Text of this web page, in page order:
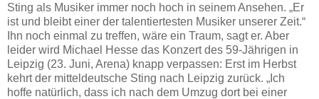
Sting als Musiker immer noch hoch in seinem Ansehen. „Er
ist und bleibt einer der talentiertesten Musiker unserer Zeit.“
Ihn noch einmal zu treffen, wäre ein Traum, sagt er. Aber
leider wird Michael Hesse das Konzert des 59-Jährigen in
Leipzig (23. Juni, Arena) knapp verpassen: Erst im Herbst
kehrt der mitteldeutsche Sting nach Leipzig zurück. „Ich
hoffe natürlich, dass ich nach dem Umzug dort bei einer